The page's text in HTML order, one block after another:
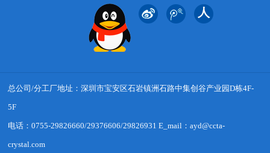
总公司/分工厂地址：深圳市宝安区石岩镇洲石路中集创谷产业园D栋4F-
5F
电话：0755-29826660/29376606/29826931 E_mail：ayd@ccta-
crystal.com